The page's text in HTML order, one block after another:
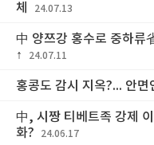
체
24.07.13
中 양쯔강 홍수로 중하류
↑
24.07.11
홍콩도 감시 지옥?... 안면
中, 시짱 티베트족 강제
화?
24.06.17